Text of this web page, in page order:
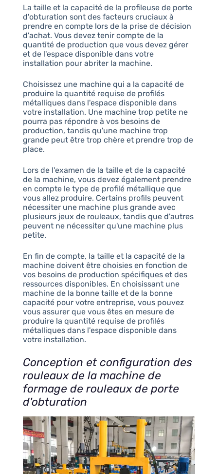
La taille et la capacité de la profileuse de porte
d'obturation sont des facteurs cruciaux à
prendre en compte lors de la prise de décision
d'achat. Vous devez tenir compte de la
quantité de production que vous devez gérer
et de l'espace disponible dans votre
installation pour abriter la machine.
Choisissez une machine qui a la capacité de
produire la quantité requise de profilés
métalliques dans l'espace disponible dans
votre installation. Une machine trop petite ne
pourra pas répondre à vos besoins de
production, tandis qu'une machine trop
grande peut être trop chère et prendre trop de
place.
Lors de l'examen de la taille et de la capacité
de la machine, vous devez également prendre
en compte le type de profilé métallique que
vous allez produire. Certains profils peuvent
nécessiter une machine plus grande avec
plusieurs jeux de rouleaux, tandis que d'autres
peuvent ne nécessiter qu'une machine plus
petite.
En fin de compte, la taille et la capacité de la
machine doivent être choisies en fonction de
vos besoins de production spécifiques et des
ressources disponibles. En choisissant une
machine de la bonne taille et de la bonne
capacité pour votre entreprise, vous pouvez
vous assurer que vous êtes en mesure de
produire la quantité requise de profilés
métalliques dans l'espace disponible dans
votre installation.
Conception et configuration des
rouleaux de la machine de
formage de rouleaux de porte
d'obturation